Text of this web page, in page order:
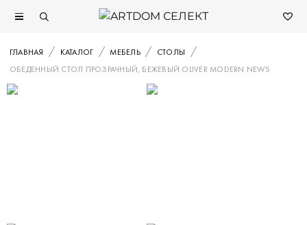
ГЛАВНАЯ КАТАЛОГ МЕБЕЛЬ
СТОЛЫ
ОБЕДЕННЫЙ СТОЛ ПРОЗРАЧНЫЙ, БЕЖЕВЫЙ OLIVER MODERN NEWS